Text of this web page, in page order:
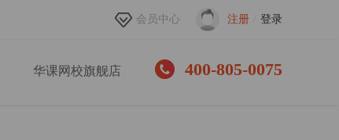
会员中心 注册 登录
华课网校旗舰店 400-805-0075